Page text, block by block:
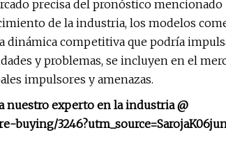
precisa del pronóstico mencionado
de la industria, los modelos
dinámica competitiva que podría
y problemas, se incluyen en el
impulsores y amenazas.
nuestro experto en la industria @
buying/